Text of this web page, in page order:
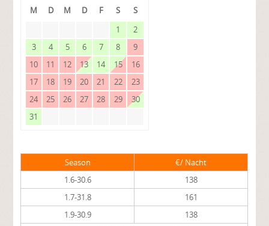
M D M D F S
S
1
2
3
4 5 6 7 8
9
10
11 12 13 14 15
16
17
18 19 20 21 22
23
24
25 26 27 28 29
30
31
Season
€/ Nacht
1.6-30.6
138
1.7-31.8
161
1.9-30.9
138